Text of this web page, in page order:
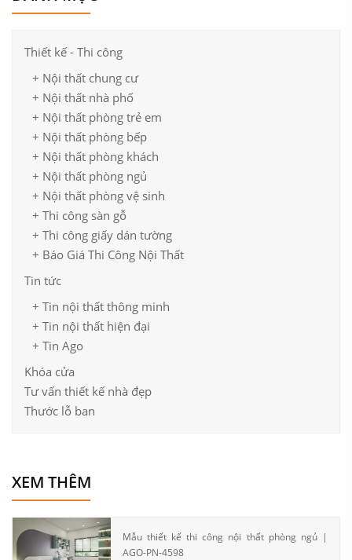
Thiết kế - Thi công
+ Nội thất chung cư
+ Nội thất nhà phố
+ Nội thất phòng trẻ em
+ Nội thất phòng bếp
+ Nội thất phòng khách
+ Nội thất phòng ngủ
+ Nội thất phòng vệ sinh
+ Thi công sàn gỗ
+ Thi công giấy dán tường
+ Báo Giá Thi Công Nội Thất
Tin tức
+ Tin nội thất thông minh
+ Tin nội thất hiện đại
+ Tin Ago
Khóa cửa
Tư vấn thiết kế nhà đẹp
Thước lỗ ban
XEM THÊM
Mẫu thiết kế thi công nội thất phòng ngủ |
AGO-PN-4598